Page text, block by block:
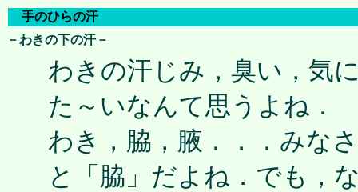
手のひらの汗
－わきの下の汗－
わきの汗じみ，臭い，気
た～いなんて思うよね．
わき，脇，腋．．．みな
と「脇」だよね．でも，